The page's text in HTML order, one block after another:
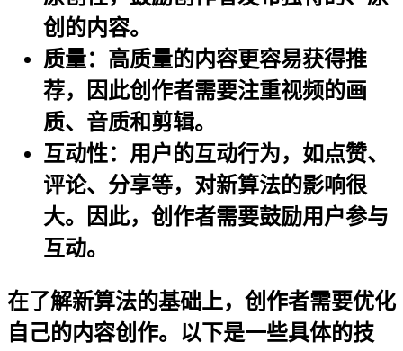
创的内容。
质量：高质量的内容更容易获得推
荐，因此创作者需要注重视频的画
质、音质和剪辑。
互动性：用户的互动行为，如点赞、
评论、分享等，对新算法的影响很
大。因此，创作者需要鼓励用户参与
互动。
在了解新算法的基础上，创作者需要优化
自己的内容创作。以下是一些具体的技